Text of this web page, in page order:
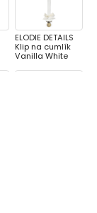
ELODIE DETAILS
Klip na cumlík
Vanilla White